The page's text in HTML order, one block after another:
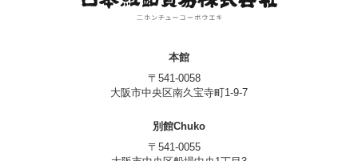
本館
〒541-0058
大阪市中央区南久宝寺町1-9-7
別館Chuko
〒541-0055